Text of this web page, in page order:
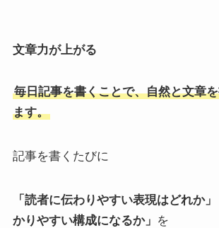
文章力が上がる
毎日記事を書くことで、自然と文章
ます。
記事を書くたびに
「読者に伝わりやすい表現はどれか
かりやすい構成になるか」
を